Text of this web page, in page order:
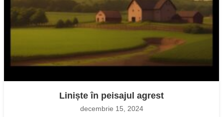
Liniște în peisajul agrest
decembrie 15, 2024